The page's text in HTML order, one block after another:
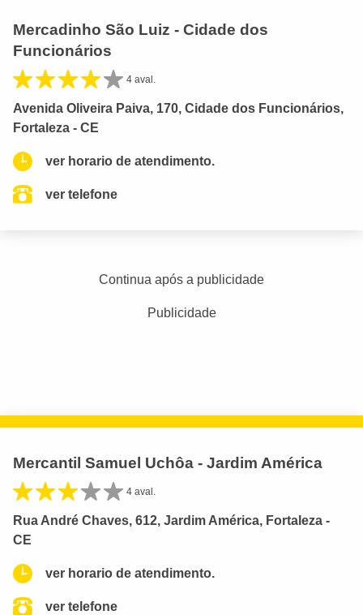
Mercadinho São Luiz - Cidade dos
Funcionários
4 aval.
Avenida Oliveira Paiva, 170, Cidade dos Funcionários,
Fortaleza - CE
ver horario de atendimento.
ver telefone
Continua após a publicidade
Publicidade
Mercantil Samuel Uchôa - Jardim América
4 aval.
Rua André Chaves, 612, Jardim América, Fortaleza -
CE
ver horario de atendimento.
ver telefone